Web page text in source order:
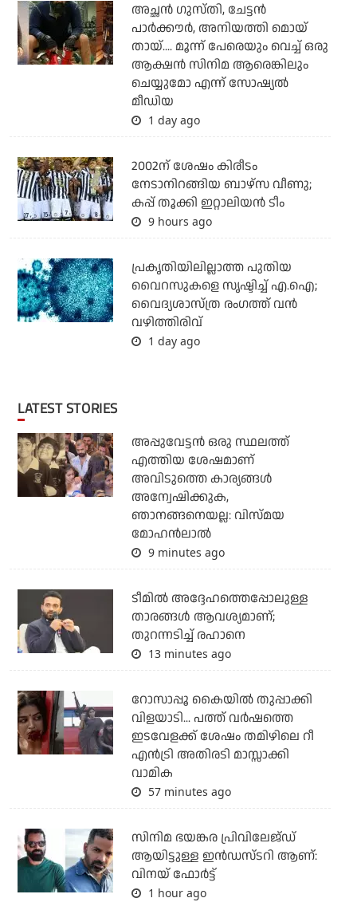
അച്ഛന്‍ ഗുസ്തി, ചേട്ടന്‍
പാര്‍ക്കൗര്‍, അനിയത്തി മൊയ്
തായ്.... മൂന്ന് പേരെയും വെച്ച് ഒരു
ആക്ഷന്‍ സിനിമ ആരെങ്കിലും
ചെയ്യുമോ എന്ന് സോഷ്യല്‍
മീഡിയ
1 day ago
2002ന് ശേഷം കിരീടം
നേടാനിറങ്ങിയ ബാഴ്സ വീണു;
കപ്പ് തൂക്കി ഇറ്റാലിയൻ ടീം
9 hours ago
പ്രകൃതിയിലില്ലാത്ത പുതിയ
വൈറസുകളെ സൃഷ്ടിച്ച് എ.ഐ;
വൈദ്യശാസ്ത്ര രംഗത്ത് വന്‍
വഴിത്തിരിവ്
1 day ago
LATEST STORIES
അപ്പുവേട്ടന്‍ ഒരു സ്ഥലത്ത്
എത്തിയ ശേഷമാണ്
അവിടുത്തെ കാര്യങ്ങള്‍
അന്വേഷിക്കുക,
ഞാനങ്ങനെയല്ല: വിസ്മയ
മോഹന്‍ലാല്‍
9 minutes ago
ടീമില്‍ അദ്ദേഹത്തെപ്പോലുള്ള
താരങ്ങള്‍ ആവശ്യമാണ്;
തുറന്നടിച്ച് രഹാനെ
13 minutes ago
റോസാപ്പൂ കൈയില്‍ തുപ്പാക്കി
വിളയാടി... പത്ത് വര്‍ഷത്തെ
ഇടവേളക്ക് ശേഷം തമിഴിലെ റീ
എന്‍ട്രി അതിരടി മാസ്സാക്കി
വാമിക
57 minutes ago
സിനിമ ഭയങ്കര പ്രിവിലേജ്ഡ്
ആയിട്ടുള്ള ഇൻഡസ്ടറി ആണ്:
വിനയ് ഫോർട്ട്
1 hour ago